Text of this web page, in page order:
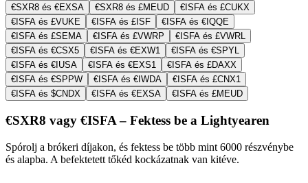
€SXR8 és €EXSA
€SXR8 és £MEUD
€ISFA és £CUKX
€ISFA és £VUKE
€ISFA és £ISF
€ISFA és €IQQE
€ISFA és £SEMA
€ISFA és £VWRP
€ISFA és £VWRL
€ISFA és €CSX5
€ISFA és €EXW1
€ISFA és €SPYL
€ISFA és €IUSA
€ISFA és €EXS1
€ISFA és £DAXX
€ISFA és €SPPW
€ISFA és €IWDA
€ISFA és £CNX1
€ISFA és $CNDX
€ISFA és €EXSA €ISFA és £MEUD
€SXR8 vagy €ISFA – Fektess be a Lightyearen
Spórolj a brókeri díjakon, és fektess be több mint 6000 részvénybe
és alapba. A befektetett tőkéd kockázatnak van kitéve.